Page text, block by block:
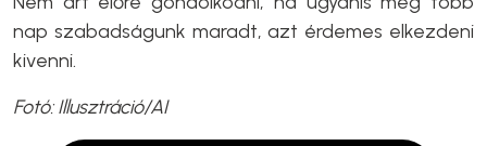
nap szabadságunk maradt, azt érdemes elkezdeni
kivenni.
Fotó: Illusztráció/AI